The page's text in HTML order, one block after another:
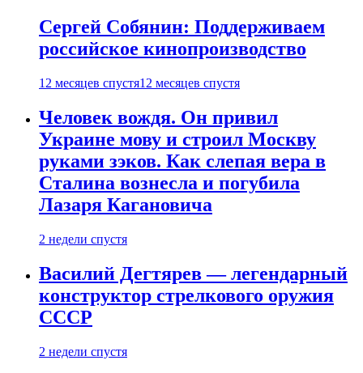
Сергей Собянин: Поддерживаем
российское кинопроизводство
12 месяцев спустя12 месяцев спустя
Человек вождя. Он привил
Украине мову и строил Москву
руками зэков. Как слепая вера в
Сталина вознесла и погубила
Лазаря Кагановича
2 недели спустя
Василий Дегтярев — легендарный
конструктор стрелкового оружия
СССР
2 недели спустя